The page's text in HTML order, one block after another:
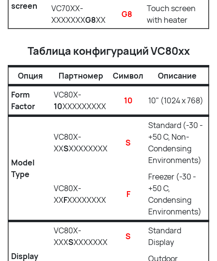
screen
VC70XX-
XXXXXXXG8XX
G8
Touch screen
with heater
Таблица конфигураций VC80xx
Опция Партномер Символ
Описание
Form
Factor
VC80X-
10XXXXXXXXX
10 10" (1024 x 768)
Model
Type
VC80X-
XXSXXXXXXXX
S
Standard (-30 -
+50 C, Non-
Condensing
Environments)
VC80X-
XXFXXXXXXXX
F
Freezer (-30 -
+50 C,
Condensing
Environments)
Display
VC80X-
XXXSXXXXXXX
S
Standard
Display
Outdoor